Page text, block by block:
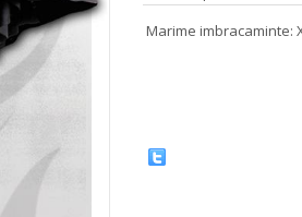
Marime imbracaminte: